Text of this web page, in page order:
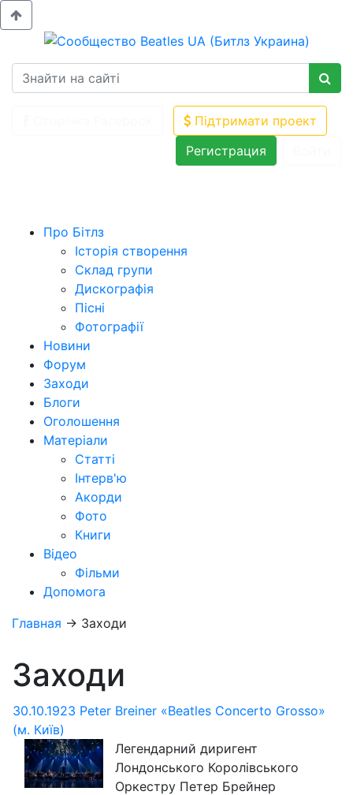
Підтримати проект
Регистрация
Про Бітлз
Історія створення
Склад групи
Дискографія
Пісні
Фотографії
Новини
Форум
Заходи
Блоги
Оголошення
Матеріали
Статті
Інтерв'ю
Акорди
Фото
Книги
Відео
Фільми
Допомога
Главная → Заходи
Заходи
30.10.1923 Peter Breiner «Beatles Concerto Grosso»
(м. Київ)
Легендарний диригент
Лондонського Королівського
Оркестру Петер Брейнер